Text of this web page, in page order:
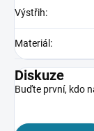
Výstřih:
Materiál:
Diskuze
Buďte první, kdo